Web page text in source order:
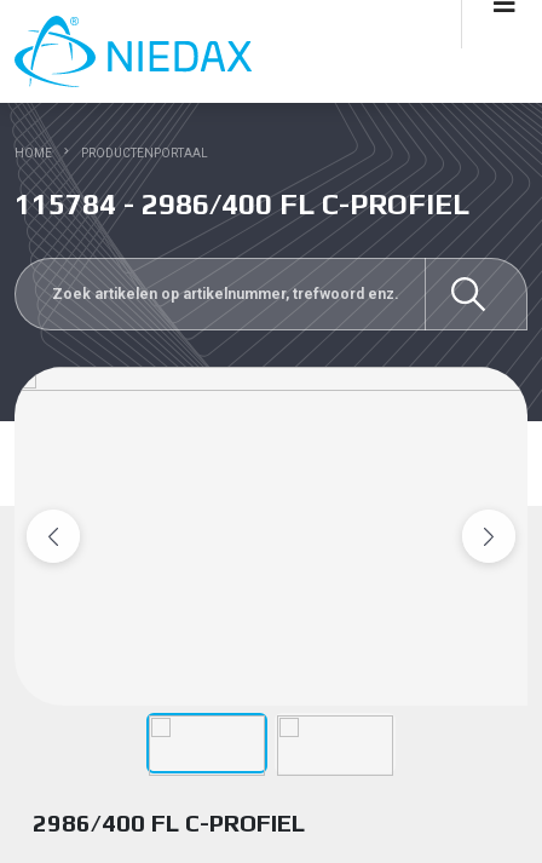
HOME PRODUCTENPORTAAL
115784 - 2986/400 FL C-PROFIEL
2986/400 FL C-PROFIEL